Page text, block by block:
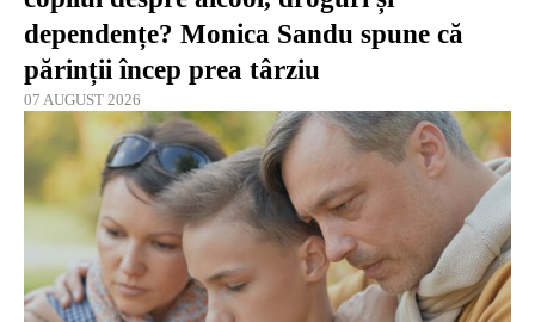
dependențe? Monica Sandu spune că
părinții încep prea târziu
07 AUGUST 2026